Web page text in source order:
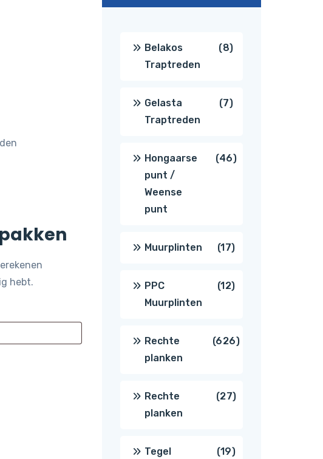
hebt.
Belakos
Traptreden
88
Gelasta
Traptreden
77
Hongaarse
punt /
Weense
punt
4646
Muurplinten 1717
producten
PPC
Muurplinten
1212
Rechte
planken
626626
Rechte
planken
2727
Tegel 1919